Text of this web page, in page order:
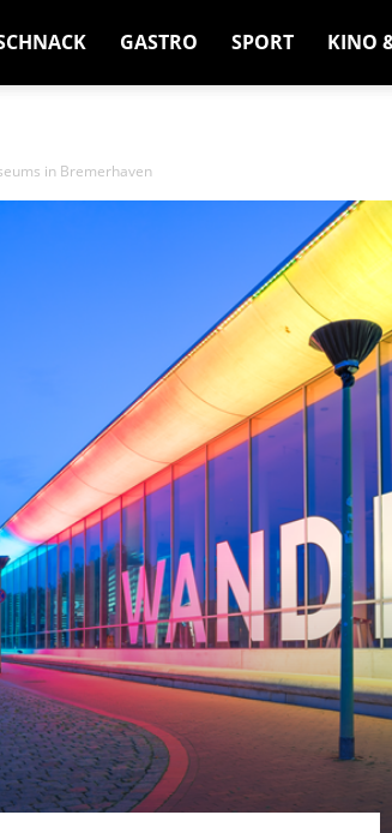
GASTRO SPORT KINO
in Bremerhaven